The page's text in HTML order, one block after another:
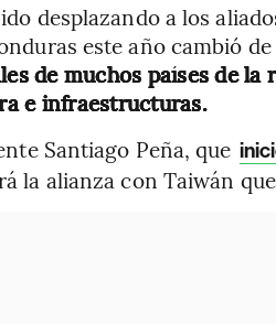
desplazando a los
este año cambió
de muchos países de
e infraestructuras.
Santiago Peña, que
la alianza con Taiwán que